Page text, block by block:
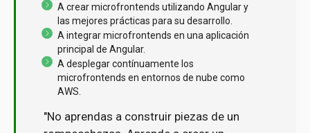
A crear microfrontends utilizando Angular y
las mejores prácticas para su desarrollo.
A integrar microfrontends en una aplicación
principal de Angular.
A desplegar contínuamente los
microfrontends en entornos de nube como
AWS.
"No aprendas a construir piezas de un